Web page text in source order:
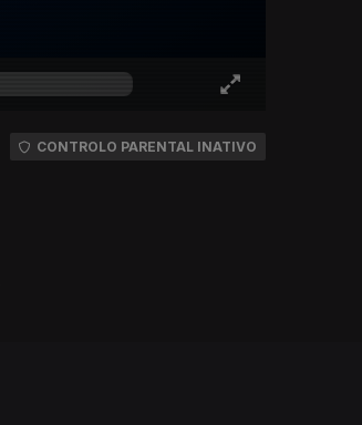
CONTROLO PARENTAL INATIVO